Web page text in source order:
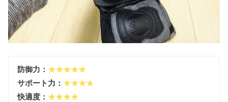
防御力：★★★★★
サポート力：★★★★
快適度：★★★★